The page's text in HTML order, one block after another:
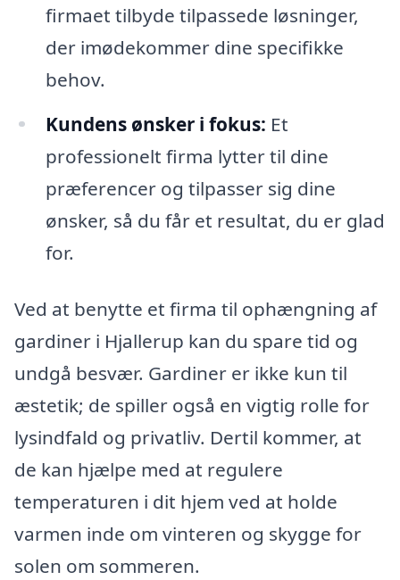
firmaet tilbyde tilpassede løsninger,
der imødekommer dine specifikke
behov.
Kundens ønsker i fokus: Et
professionelt firma lytter til dine
præferencer og tilpasser sig dine
ønsker, så du får et resultat, du er glad
for.
Ved at benytte et firma til ophængning af
gardiner i Hjallerup kan du spare tid og
undgå besvær. Gardiner er ikke kun til
æstetik; de spiller også en vigtig rolle for
lysindfald og privatliv. Dertil kommer, at
de kan hjælpe med at regulere
temperaturen i dit hjem ved at holde
varmen inde om vinteren og skygge for
solen om sommeren.